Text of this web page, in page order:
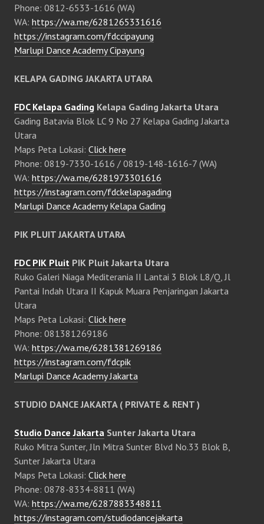
Phone: 0812-6533-1616 (WA)
WA: https://wa.me/6281265331616
https://instagram.com/fdccipayung
Marlupi Dance Academy Cipayung
KELAPA GADING JAKARTA UTARA
FDC Kelapa Gading Kelapa Gading Jakarta Utara
Gading Batavia Blok LC 9 No 27 Kelapa Gading Jakarta
Utara
Maps Peta Lokasi: Click here
Phone: 0819-7330-1616 / 0819-148-1616-7 (WA)
WA: https://wa.me/6281973301616
https://instagram.com/fdckelapagading
Marlupi Dance Academy Kelapa Gading
PIK PLUIT JAKARTA UTARA
FDC PIK Pluit PIK Pluit Jakarta Utara
Ruko Galeri Niaga Mediterania II Lantai 3 Blok L8/Q, Jl
Pantai Indah Utara II Kapuk Muara Penjaringan Jakarta
Utara
Maps Peta Lokasi: Click here
Phone: 081381269186
WA: https://wa.me/6281381269186
https://instagram.com/fdcpik
Marlupi Dance Academy Jakarta
STUDIO DANCE JAKARTA ( PRIVATE & RENT )
Studio Dance Jakarta Sunter Jakarta Utara
Ruko Mitra Sunter, Jln Mitra Sunter Blvd No.33 Blok B,
Sunter Jakarta Utara
Maps Peta Lokasi: Click here
Phone: 0878-8334-8811 (WA)
WA: https://wa.me/6287883348811
https://instagram.com/studiodancejakarta